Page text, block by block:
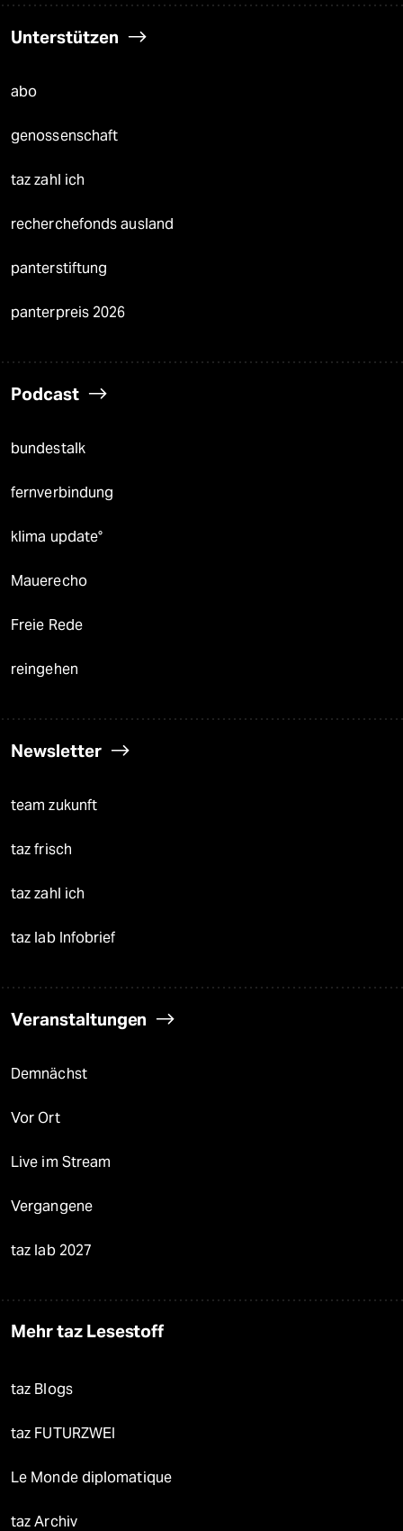
Unterstützen
abo
genossenschaft
taz zahl ich
recherchefonds ausland
panterstiftung
panterpreis 2026
Podcast
bundestalk
fernverbindung
klima update°
Mauerecho
Freie Rede
reingehen
Newsletter
team zukunft
taz frisch
taz zahl ich
taz lab Infobrief
Veranstaltungen
Demnächst
Vor Ort
Live im Stream
Vergangene
taz lab 2027
Mehr taz Lesestoff
taz Blogs
taz FUTURZWEI
Le Monde diplomatique
taz Archiv